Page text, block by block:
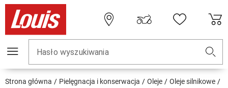
Hasło wyszukiwania
Strona główna Pielęgnacja i konserwacja Oleje
Oleje silnikowe